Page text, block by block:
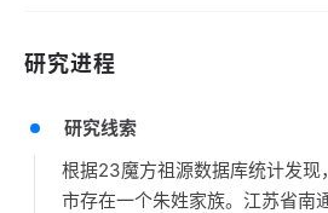
研究进程
研究线索
根据23魔方祖源数据库统计发现
市存在一个朱姓家族。江苏省南